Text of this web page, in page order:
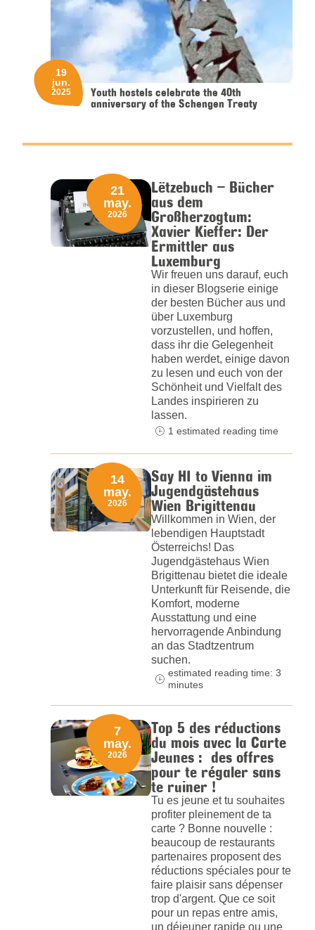
Youth hostels celebrate the 40th
anniversary of the Schengen Treaty
19
jun.
2025
Lëtzebuch – Bücher
aus dem
Großherzogtum:
Xavier Kieffer: Der
Ermittler aus
Luxemburg
Wir freuen uns darauf, euch
in dieser Blogserie einige
der besten Bücher aus und
über Luxemburg
vorzustellen, und hoffen,
dass ihr die Gelegenheit
haben werdet, einige davon
zu lesen und euch von der
Schönheit und Vielfalt des
Landes inspirieren zu
lassen.
21
may.
2026
1 estimated reading time
Say HI to Vienna im
Jugendgästehaus
Wien Brigittenau
Willkommen in Wien, der
lebendigen Hauptstadt
Österreichs! Das
Jugendgästehaus Wien
Brigittenau bietet die ideale
Unterkunft für Reisende, die
Komfort, moderne
Ausstattung und eine
hervorragende Anbindung
an das Stadtzentrum
suchen.
14
may.
2026
estimated reading time: 3
minutes
Top 5 des réductions
du mois avec la Carte
Jeunes : des offres
pour te régaler sans
te ruiner !
Tu es jeune et tu souhaites
profiter pleinement de ta
carte ? Bonne nouvelle :
beaucoup de restaurants
partenaires proposent des
réductions spéciales pour te
faire plaisir sans dépenser
trop d'argent. Que ce soit
pour un repas entre amis,
un déjeuner rapide ou une
7
may.
2026